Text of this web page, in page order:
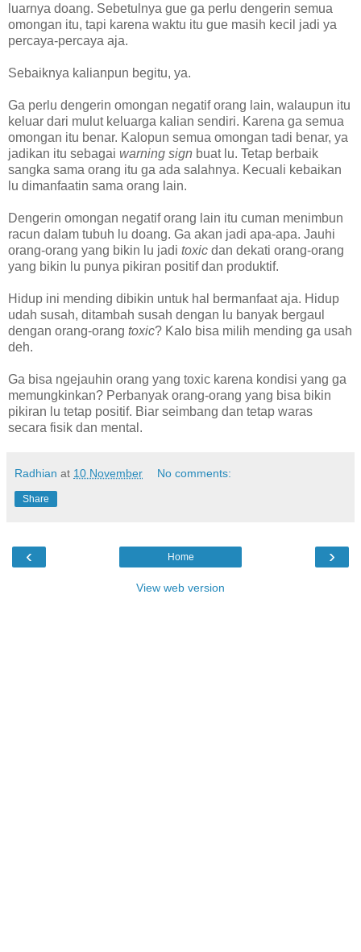
luarnya doang. Sebetulnya gue ga perlu dengerin semua
omongan itu, tapi karena waktu itu gue masih kecil jadi ya
percaya-percaya aja.
Sebaiknya kalianpun begitu, ya.
Ga perlu dengerin omongan negatif orang lain, walaupun itu
keluar dari mulut keluarga kalian sendiri. Karena ga semua
omongan itu benar. Kalopun semua omongan tadi benar, ya
jadikan itu sebagai warning sign buat lu. Tetap berbaik
sangka sama orang itu ga ada salahnya. Kecuali kebaikan
lu dimanfaatin sama orang lain.
Dengerin omongan negatif orang lain itu cuman menimbun
racun dalam tubuh lu doang. Ga akan jadi apa-apa. Jauhi
orang-orang yang bikin lu jadi toxic dan dekati orang-orang
yang bikin lu punya pikiran positif dan produktif.
Hidup ini mending dibikin untuk hal bermanfaat aja. Hidup
udah susah, ditambah susah dengan lu banyak bergaul
dengan orang-orang toxic? Kalo bisa milih mending ga usah
deh.
Ga bisa ngejauhin orang yang toxic karena kondisi yang ga
memungkinkan? Perbanyak orang-orang yang bisa bikin
pikiran lu tetap positif. Biar seimbang dan tetap waras
secara fisik dan mental.
Radhian at 10 November No comments:
Share
‹ ›
Home
View web version